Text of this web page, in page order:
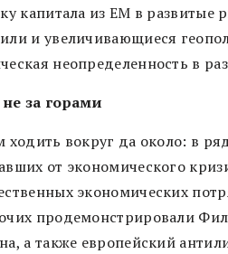
капитала из EM в
и увеличивающиеся
неопределенность в
за горами
ходить вокруг да около: в
от экономического
экономических
продемонстрировали
а также европейский